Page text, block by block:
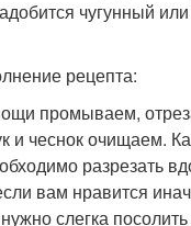
чугунный
рецепта:
промываем,
и чеснок очищаем.
разрезать
вам нравится
слегка